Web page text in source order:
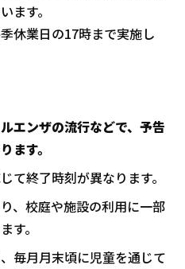
ます。
休業日の17時まで実施し
エンザの流行などで、予告
ます。
て終了時刻が異なります。
、校庭や施設の利用に一部
す。
毎月月末頃に児童を通じて